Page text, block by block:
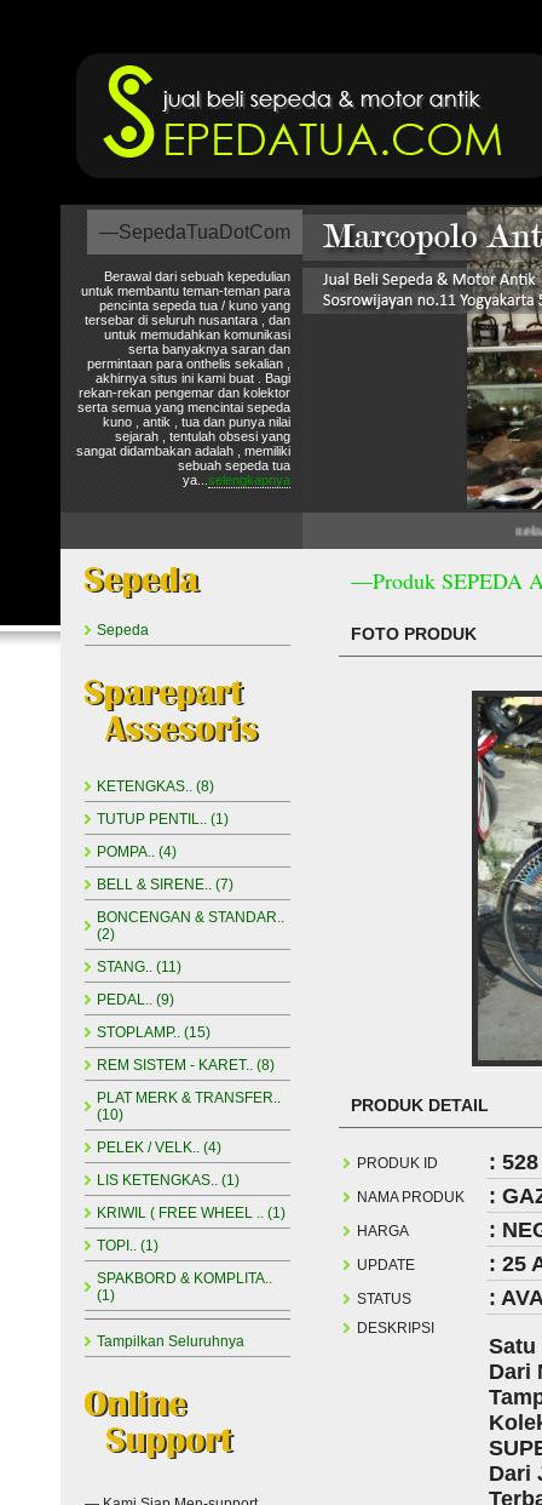
—SepedaTuaDotCom
Berawal dari sebuah kepedulian
untuk membantu teman-teman para
pencinta sepeda tua / kuno yang
tersebar di seluruh nusantara , dan
untuk memudahkan komunikasi
serta banyaknya saran dan
permintaan para onthelis sekalian ,
akhirnya situs ini kami buat . Bagi
rekan-rekan pengemar dan kolektor
serta semua yang mencintai sepeda
kuno , antik , tua dan punya nilai
sejarah , tentulah obsesi yang
sangat didambakan adalah , memiliki
sebuah sepeda tua
ya... selengkapnya
selamat
Sepeda
KETENGKAS.. (8)
TUTUP PENTIL.. (1)
POMPA.. (4)
BELL & SIRENE.. (7)
BONCENGAN & STANDAR..
(2)
STANG.. (11)
PEDAL.. (9)
STOPLAMP.. (15)
REM SISTEM - KARET.. (8)
PLAT MERK & TRANSFER..
(10)
PELEK / VELK.. (4)
LIS KETENGKAS.. (1)
KRIWIL ( FREE WHEEL .. (1)
TOPI.. (1)
SPAKBORD & KOMPLITA..
(1)
Tampilkan Seluruhnya
—Produk SEPEDA
FOTO PRODUK
PRODUK DETAIL
PRODUK ID :
NAMA PRODUK :
HARGA :
UPDATE : 25
STATUS :
DESKRIPSI
Satu
Dari
Dari